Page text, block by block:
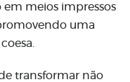
meios impressos
uma
transformar não